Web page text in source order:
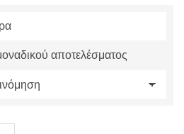
αποτελέσματος